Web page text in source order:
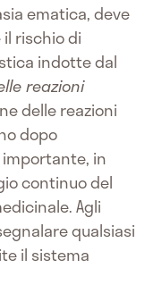
ematica, deve
rischio di
indotte dal
reazioni
delle reazioni
dopo
importante, in
continuo del
Agli
qualsiasi
il sistema